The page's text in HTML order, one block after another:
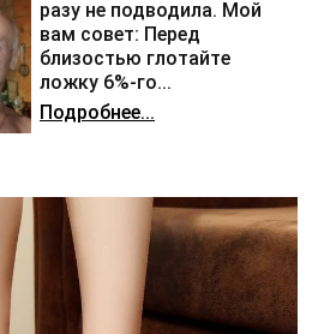
разу не подводила. Мой
вам совет: Перед
близостью глотайте
ложку 6%-го...
Подробнее...